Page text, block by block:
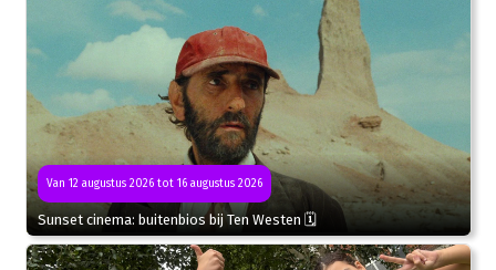
Van 12 augustus 2026 tot 16 augustus 2026
Sunset cinema: buitenbios bij Ten Westen 🗓